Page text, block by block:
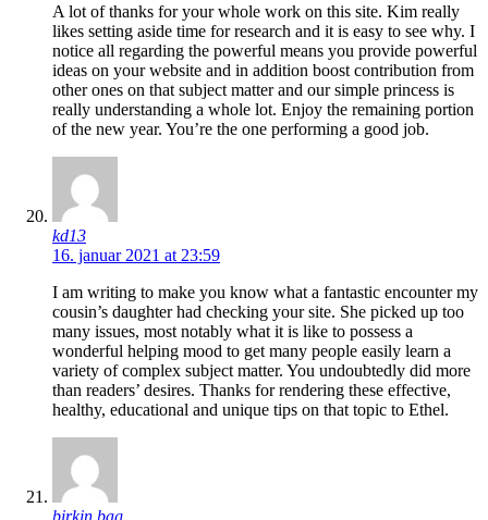
A lot of thanks for your whole work on this site. Kim really
likes setting aside time for research and it is easy to see why. I
notice all regarding the powerful means you provide powerful
ideas on your website and in addition boost contribution from
other ones on that subject matter and our simple princess is
really understanding a whole lot. Enjoy the remaining portion
of the new year. You’re the one performing a good job.
kd13
16. januar 2021 at 23:59
I am writing to make you know what a fantastic encounter my
cousin’s daughter had checking your site. She picked up too
many issues, most notably what it is like to possess a
wonderful helping mood to get many people easily learn a
variety of complex subject matter. You undoubtedly did more
than readers’ desires. Thanks for rendering these effective,
healthy, educational and unique tips on that topic to Ethel.
birkin bag